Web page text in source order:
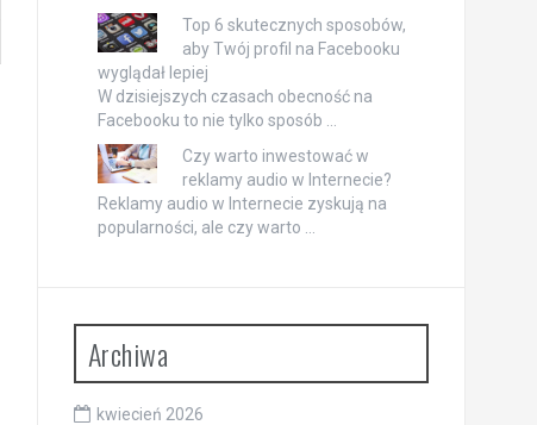
Top 6 skutecznych sposobów,
aby Twój profil na Facebooku
wyglądał lepiej
W dzisiejszych czasach obecność na
Facebooku to nie tylko sposób …
Czy warto inwestować w
reklamy audio w Internecie?
Reklamy audio w Internecie zyskują na
popularności, ale czy warto …
Archiwa
kwiecień 2026